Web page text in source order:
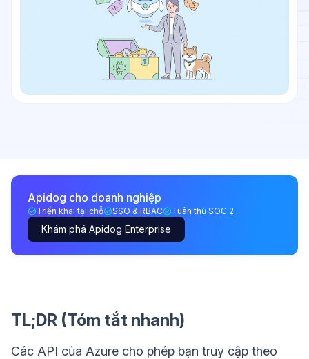
Apidog cho doanh nghiệp
Triển khai tại chỗ SSO & RBAC Tuân thủ SOC 2
Khám phá Apidog Enterprise
TL;DR (Tóm tắt nhanh)
Các API của Azure cho phép bạn truy cập theo